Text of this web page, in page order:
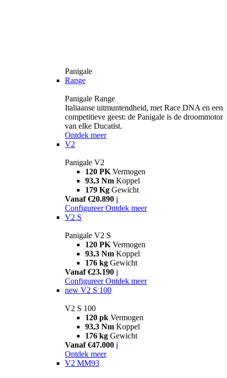
Panigale
Range
Panigale Range
Italiaanse uitmuntendheid, met Race DNA en een
competitieve geest: de Panigale is de droommotor
van elke Ducatist.
Ontdek meer
V2
Panigale V2
120 PK Vermogen
93,3 Nm Koppel
179 Kg Gewicht
Vanaf €20.890 i
Configureer Ontdek meer
V2 S
Panigale V2 S
120 PK Vermogen
93,3 Nm Koppel
176 kg Gewicht
Vanaf €23.190 i
Configureer Ontdek meer
new V2 S 100
V2 S 100
120 pk Vermogen
93,3 Nm Koppel
176 kg Gewicht
Vanaf €47.000 i
Ontdek meer
V2 MM93